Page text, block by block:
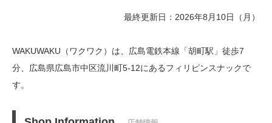
最終更新日：2026年8月10日（月）
WAKUWAKU（ワクワク）は、広島電鉄本線「胡町駅」徒歩7
分、 広島県広島市中区流川町5-12にあるフィリピンスナックで
す。